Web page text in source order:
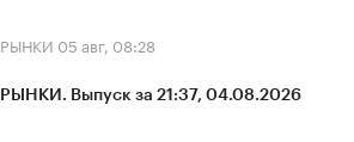
РЫНКИ 05 авг, 08:28
РЫНКИ. Выпуск за 21:37, 04.08.2026